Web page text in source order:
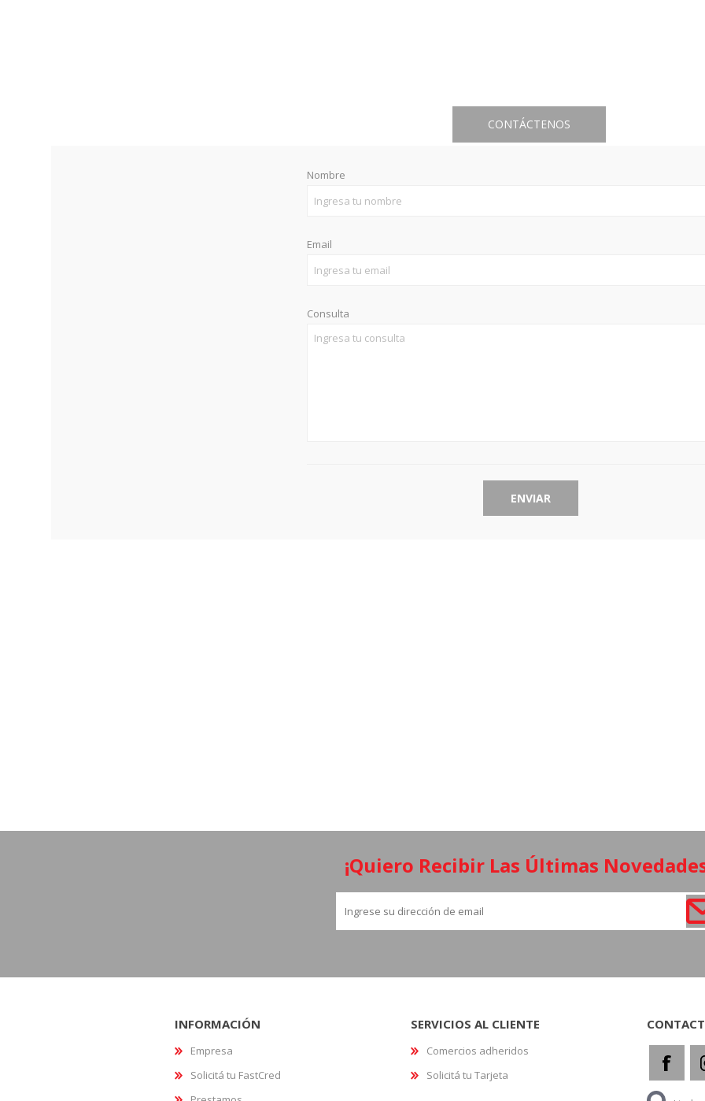
CONTÁCTENOS
Nombre
Email
Consulta
¡Quiero Recibir Las Últimas
INFORMACIÓN
Empresa
Solicitá tu FastCred
SERVICIOS AL CLIENTE
Comercios adheridos
Solicitá tu Tarjeta